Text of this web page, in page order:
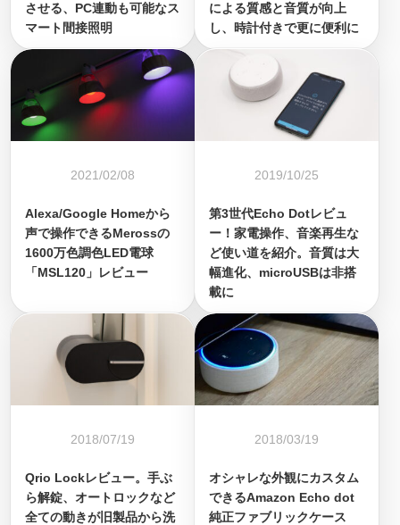
させる、PC連動も可能なス
マート間接照明
による質感と音質が向上
し、時計付きで更に便利に
2021/02/08
Alexa/Google Homeから
声で操作できるMerossの
1600万色調色LED電球
「MSL120」レビュー
2019/10/25
第3世代Echo Dotレビュ
ー！家電操作、音楽再生な
ど使い道を紹介。音質は大
幅進化、microUSBは非搭
載に
2018/07/19
Qrio Lockレビュー。手ぶ
ら解錠、オートロックなど
全ての動きが旧製品から洗
2018/03/19
オシャレな外観にカスタム
できるAmazon Echo dot
純正ファブリックケース